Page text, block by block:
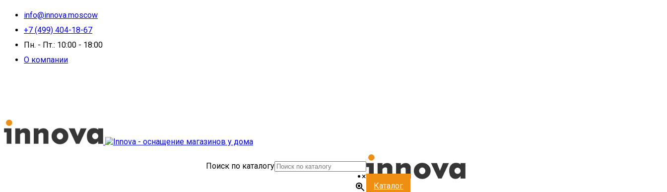
info@innova.moscow
+7 (499) 404-18-67
Пн. - Пт.: 10:00 - 18:00
О компании
Поиск по каталогу
×
Каталог